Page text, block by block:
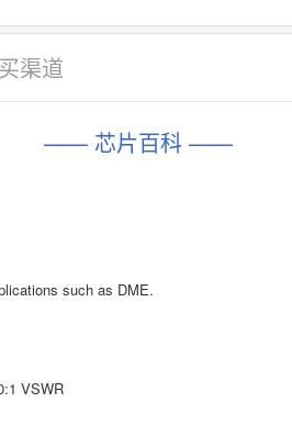
渠道
—— 芯片百科 ——
such as DME.
VSWR